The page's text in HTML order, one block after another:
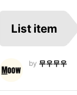
List item
by 무우무우